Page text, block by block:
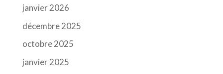
janvier 2026
décembre 2025
octobre 2025
janvier 2025